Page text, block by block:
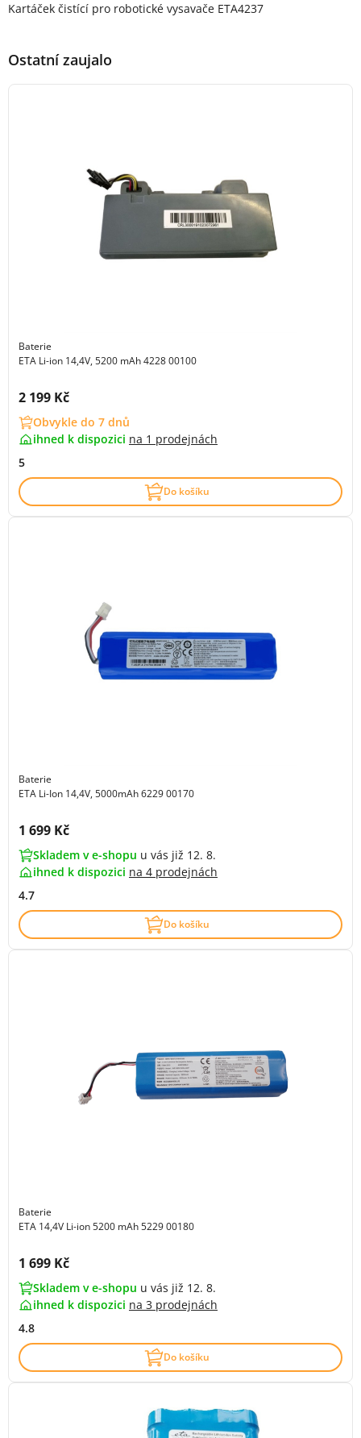
Kartáček čistící pro robotické vysavače ETA4237
Ostatní zaujalo
Baterie
ETA Li-ion 14,4V, 5200 mAh 4228 00100
Cena s DPH:
2 199 Kč
Obvykle do 7 dnů
ihned k dispozici na 1 prodejnách
5
Do košíku
Baterie
ETA Li-Ion 14,4V, 5000mAh 6229 00170
Cena s DPH:
1 699 Kč
Skladem v e-shopu u vás již 12. 8.
ihned k dispozici na 4 prodejnách
4.7
Do košíku
Baterie
ETA 14,4V Li-ion 5200 mAh 5229 00180
Cena s DPH:
1 699 Kč
Skladem v e-shopu u vás již 12. 8.
ihned k dispozici na 3 prodejnách
4.8
Do košíku